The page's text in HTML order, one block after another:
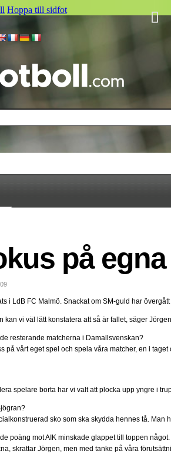
Hoppa till sidfot
på
i LdB FC Malmö. Snackat om SM-guld har
kan vi väl lätt konstatera att så är fallet, säger
resterande matcherna i Damallsvenskan?
på vårt eget spel och spela våra matcher, en i
spelare borta har vi valt att plocka upp yngre i
sko som ska skydda hennes tå.
poäng mot AIK minskade glappet till toppen
skrattar Jörgen, men med tanke på våra